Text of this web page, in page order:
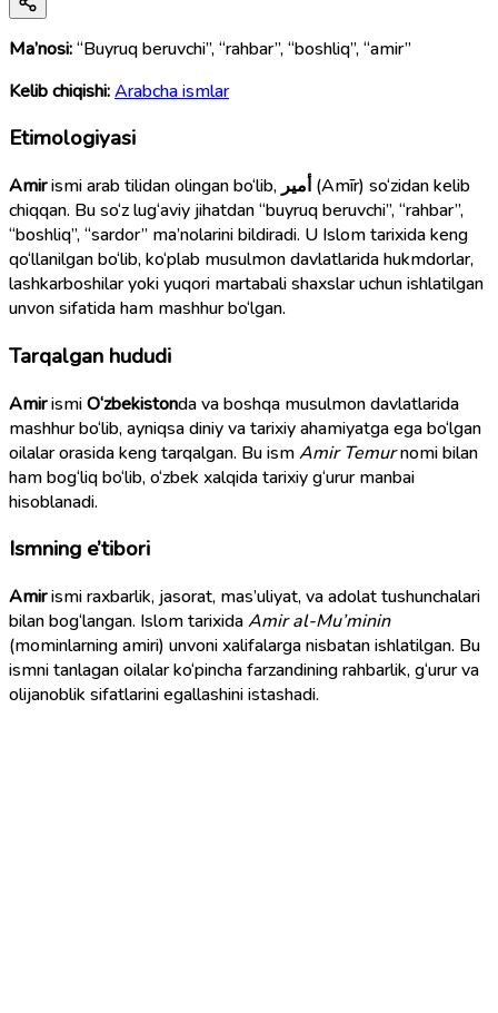
Ma’nosi:“Buyruq beruvchi”, “rahbar”, “boshliq”, “amir”
Kelib chiqishi:Arabcha ismlar
Etimologiyasi
Amirismi arab tilidan olingan bo‘lib, أمير (Amīr) so‘zidan kelib
chiqqan. Bu so‘z lug‘aviy jihatdan “buyruq beruvchi”, “rahbar”,
“boshliq”, “sardor” ma’nolarini bildiradi. U Islom tarixida keng
qo‘llanilgan bo‘lib, ko‘plab musulmon davlatlarida hukmdorlar,
lashkarboshilar yoki yuqori martabali shaxslar uchun ishlatilgan
unvon sifatida ham mashhur bo‘lgan.
Tarqalgan hududi
AmirismiO‘zbekistonda va boshqa musulmon davlatlarida
mashhur bo‘lib, ayniqsa diniy va tarixiy ahamiyatga ega bo‘lgan
oilalar orasida keng tarqalgan. Bu ismAmir Temurnomi bilan
ham bog‘liq bo‘lib, o‘zbek xalqida tarixiy g‘urur manbai
hisoblanadi.
Ismning e’tibori
Amirismi raxbarlik, jasorat, mas’uliyat, va adolat tushunchalari
bilan bog‘langan. Islom tarixidaAmir al-Mu’minin
(mominlarning amiri) unvoni xalifalarga nisbatan ishlatilgan. Bu
ismni tanlagan oilalar ko‘pincha farzandining rahbarlik, g‘urur va
olijanoblik sifatlarini egallashini istashadi.